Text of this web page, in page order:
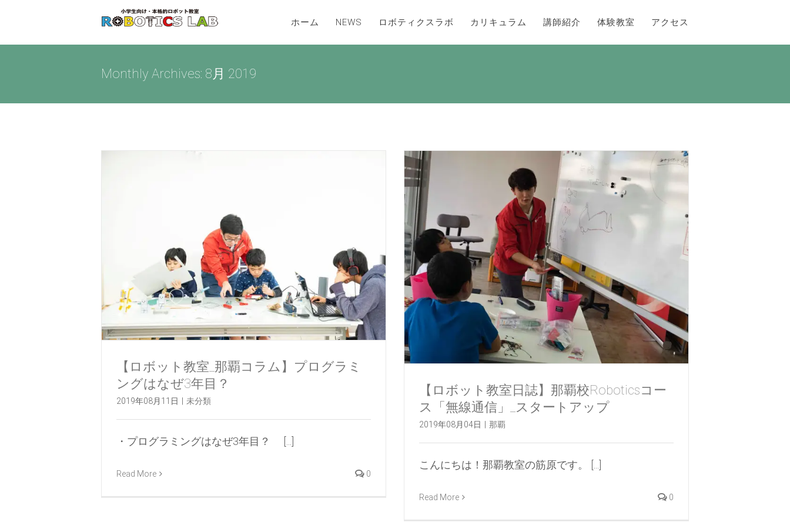
ホーム NEWS ロボティクスラボ カリキュラム 講師紹介 体験教室 アクセス
Monthly Archives: 8月 2019
【ロボット教室_那覇コラム】プログラミ
ングはなぜ3年目？
2019年08月11日 未分類
・プログラミングはなぜ3年目？ [...]
Read More 0
【ロボット教室日誌】那覇校Roboticsコー
ス「無線通信」_スタートアップ
2019年08月04日 那覇
こんにちは！那覇教室の筋原です。 [...]
Read More 0